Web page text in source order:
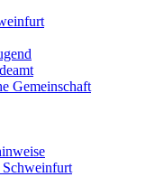
Gemeinschaft
Schweinfurt